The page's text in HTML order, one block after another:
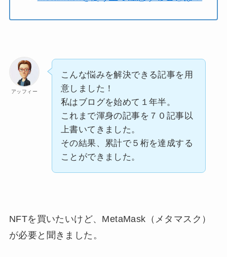
アッフィー
こんな悩みを解決できる記事を用
意しました！
私はブログを始めて１年半。
これまで渾身の記事を７０記事以
上書いてきました。
その結果、累計で５桁を達成する
ことができました。
NFTを買いたいけど、MetaMask（メタマスク）
が必要と聞きました。